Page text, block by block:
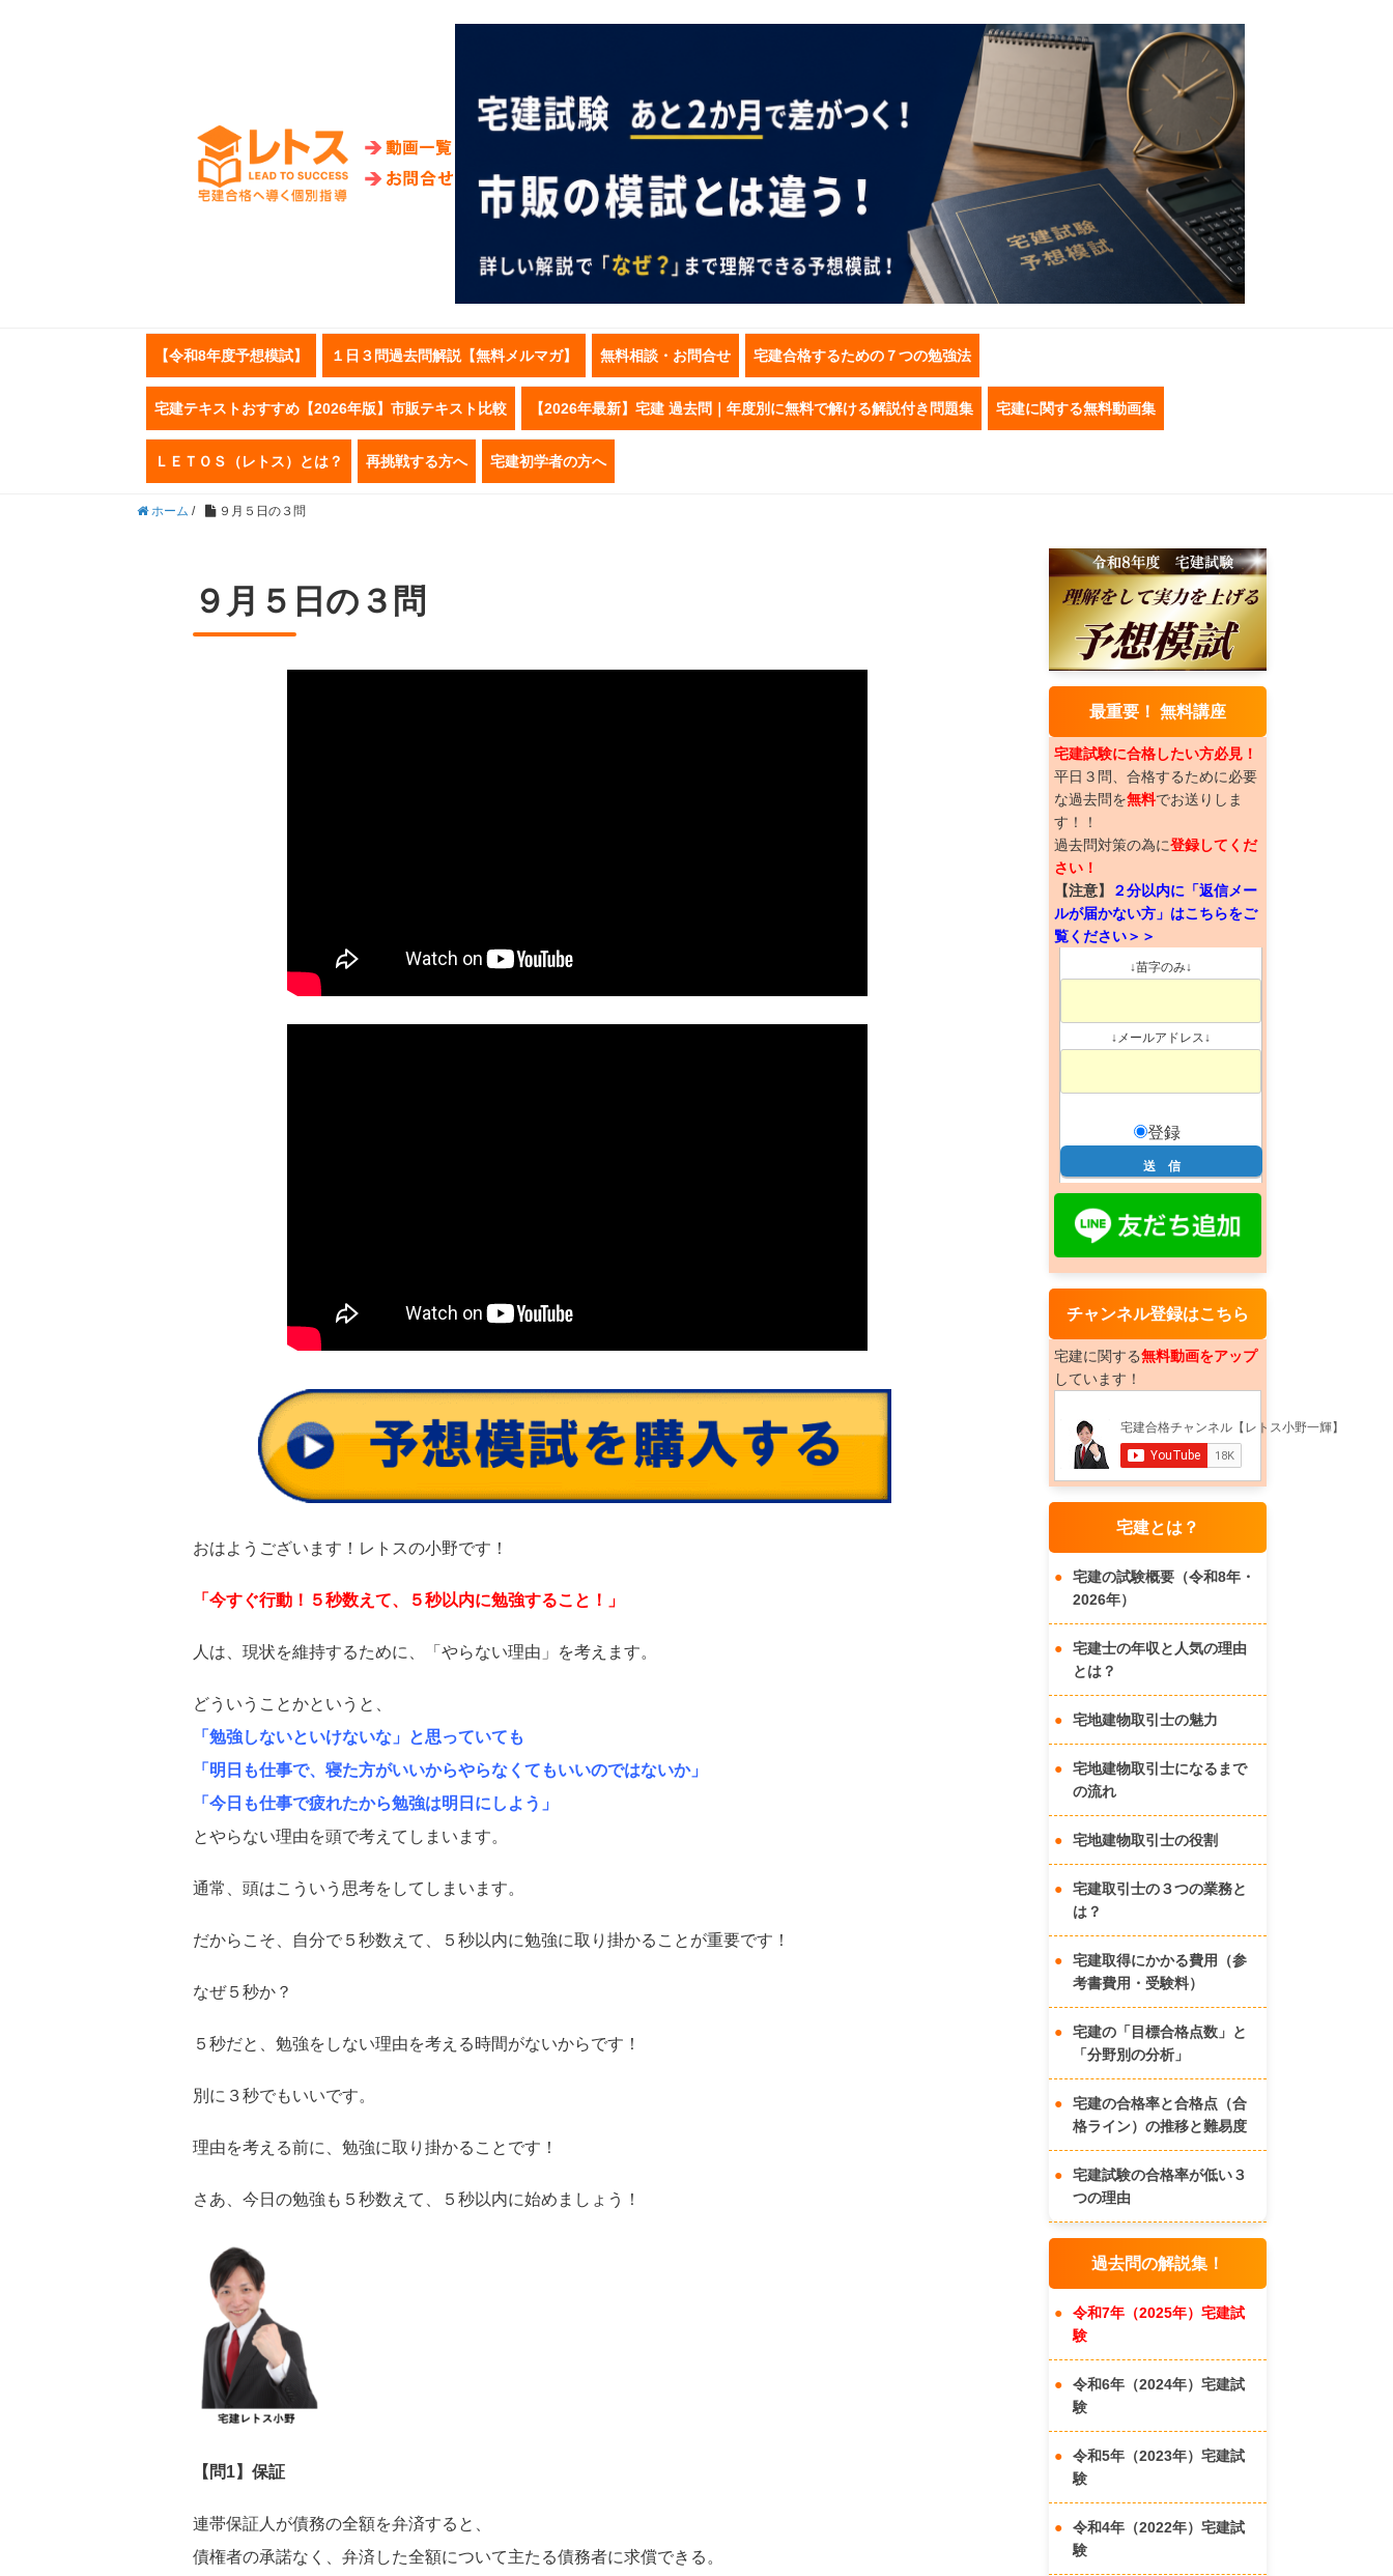
【令和8年度予想模試】 １日３問過去問解説【無料メルマガ】 無料相談・お問合せ 宅建合格するための７つの勉強法
宅建テキストおすすめ【2026年版】市販テキスト比較 【2026年最新】宅建 過去問｜年度別に無料で解ける解説付き問題集 宅建に関する無料動画集
ＬＥＴＯＳ（レトス）とは？ 再挑戦する方へ 宅建初学者の方へ
ホーム / ９月５日の３問
９月５日の３問
おはようございます！レトスの小野です！
「今すぐ行動！５秒数えて、５秒以内に勉強すること！」
人は、現状を維持するために、「やらない理由」を考えます。
どういうことかというと、
「勉強しないといけないな」と思っていても
「明日も仕事で、寝た方がいいからやらなくてもいいのではないか」
「今日も仕事で疲れたから勉強は明日にしよう」
とやらない理由を頭で考えてしまいます。
通常、頭はこういう思考をしてしまいます。
だからこそ、自分で５秒数えて、５秒以内に勉強に取り掛かることが重要です！
なぜ５秒か？
５秒だと、勉強をしない理由を考える時間がないからです！
別に３秒でもいいです。
理由を考える前に、勉強に取り掛かることです！
さあ、今日の勉強も５秒数えて、５秒以内に始めましょう！
【問1】保証
連帯保証人が債務の全額を弁済すると、
債権者の承諾なく、弁済した全額について主たる債務者に求償できる。
最重要！ 無料講座
宅建試験に合格したい方必見！
平日３問、合格するために必要
な過去問を無料でお送りしま
す！！
過去問対策の為に登録してくだ
さい！
【注意】
２分以内に「返信メー
ルが届かない方」はこちらをご
覧ください＞＞
↓苗字のみ↓
↓メールアドレス↓
登録
チャンネル登録はこちら
宅建に関する無料動画をアップ
しています！
宅建とは？
宅建の試験概要（令和8年・
2026年）
宅建士の年収と人気の理由
とは？
宅地建物取引士の魅力
宅地建物取引士になるまで
の流れ
宅地建物取引士の役割
宅建取引士の３つの業務と
は？
宅建取得にかかる費用（参
考書費用・受験料）
宅建の「目標合格点数」と
「分野別の分析」
宅建の合格率と合格点（合
格ライン）の推移と難易度
宅建試験の合格率が低い３
つの理由
過去問の解説集！
令和7年（2025年）宅建試
験
令和6年（2024年）宅建試
験
令和5年（2023年）宅建試
験
令和4年（2022年）宅建試
験